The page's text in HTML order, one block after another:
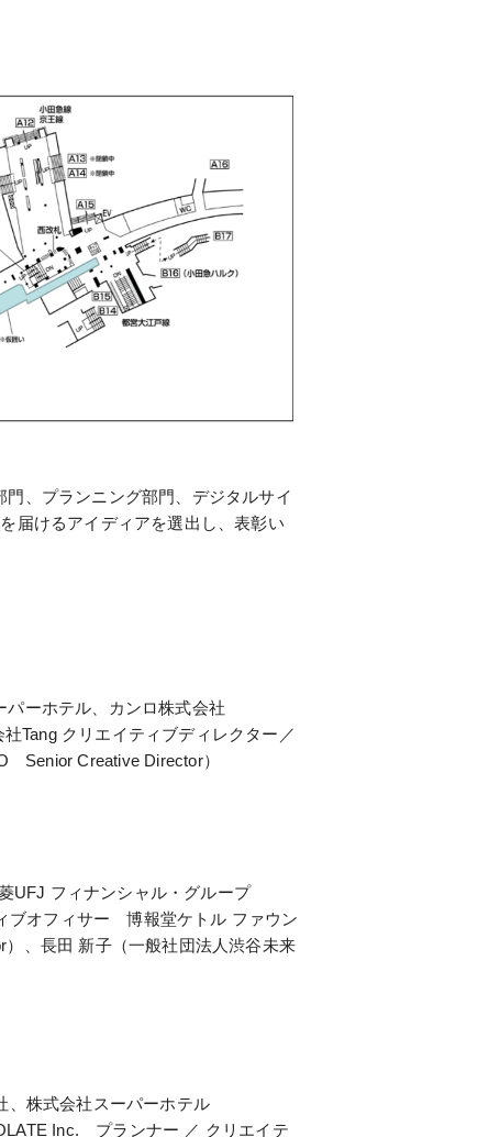
、プランニング部門、デジタルサイ
届けるアイディアを選出し、表彰い
ーホテル、カンロ株式会社
Tang クリエイティブディレクター／
Senior Creative Director）
UFJ フィナンシャル・グループ
ブオフィサー 博報堂ケトル ファウン
、長田 新子（一般社団法人渋谷未来
、株式会社スーパーホテル
Inc. プランナー ／ クリエイテ